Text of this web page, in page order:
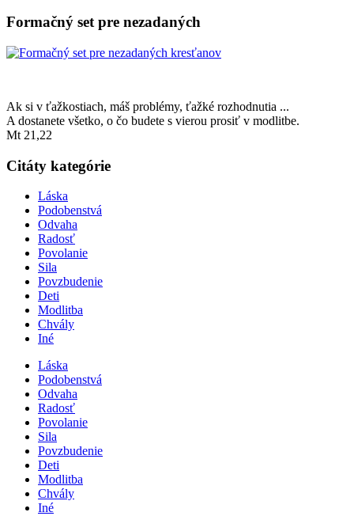
Formačný set pre nezadaných
Ak si v ťažkostiach, máš problémy, ťažké rozhodnutia ...
A dostanete všetko, o čo budete s vierou prosiť v modlitbe.
Mt 21,22
Citáty kategórie
Láska
Podobenstvá
Odvaha
Radosť
Povolanie
Sila
Povzbudenie
Deti
Modlitba
Chvály
Iné
Láska
Podobenstvá
Odvaha
Radosť
Povolanie
Sila
Povzbudenie
Deti
Modlitba
Chvály
Iné